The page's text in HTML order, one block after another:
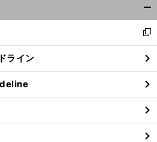
閉
る
新
し
い
ウ
ィ
ン
ド
ウ
で
ライン